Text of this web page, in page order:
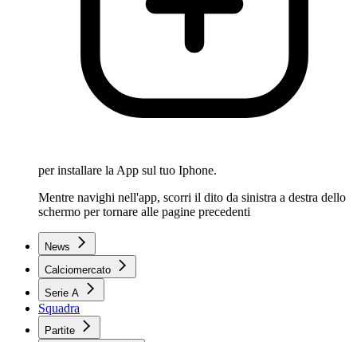
per installare la App sul tuo Iphone.
Mentre navighi nell'app, scorri il dito da sinistra a destra dello
schermo per tornare alle pagine precedenti
News
Calciomercato
Serie A
Squadra
Partite